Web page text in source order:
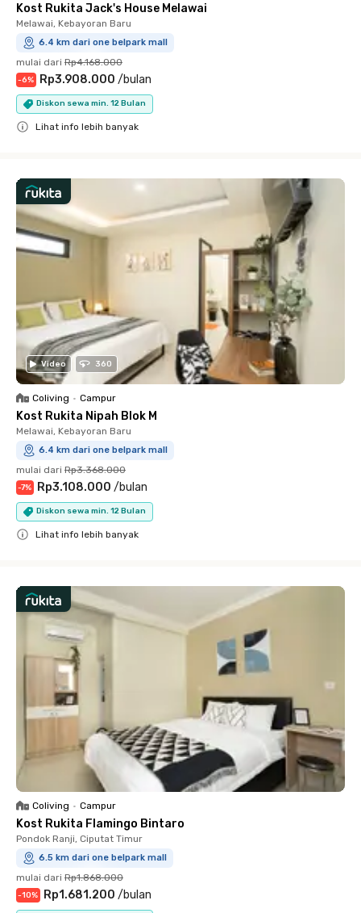
Kost Rukita Jack's House Melawai
Melawai, Kebayoran Baru
6.4 km dari one belpark mall
mulai dari Rp4.168.000
-6% Rp3.908.000 /bulan
Diskon sewa min. 12 Bulan
Lihat info lebih banyak
Video 360
Coliving • Campur
Kost Rukita Nipah Blok M
Melawai, Kebayoran Baru
6.4 km dari one belpark mall
mulai dari Rp3.368.000
-7% Rp3.108.000 /bulan
Diskon sewa min. 12 Bulan
Lihat info lebih banyak
Coliving • Campur
Kost Rukita Flamingo Bintaro
Pondok Ranji, Ciputat Timur
6.5 km dari one belpark mall
mulai dari Rp1.868.000
-10% Rp1.681.200 /bulan